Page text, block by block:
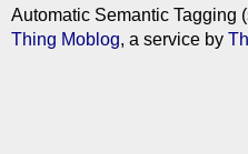
Automatic Semantic Tagging
Thing Moblog, a service by